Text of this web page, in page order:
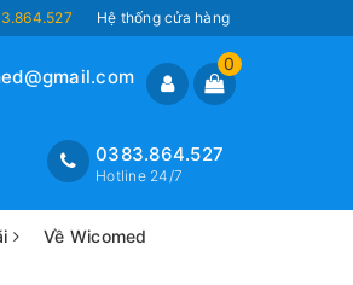
Hệ thống cửa hàng
0
0383.864.527
Hotline 24/7
Về Wicomed